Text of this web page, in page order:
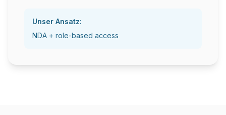
Unser Ansatz:
NDA + role-based access